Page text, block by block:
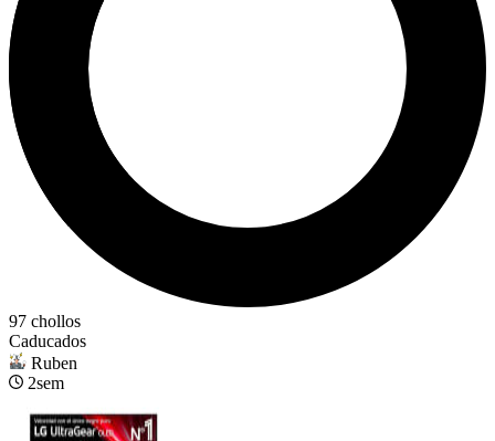
97 chollos
Caducados
Ruben
2sem